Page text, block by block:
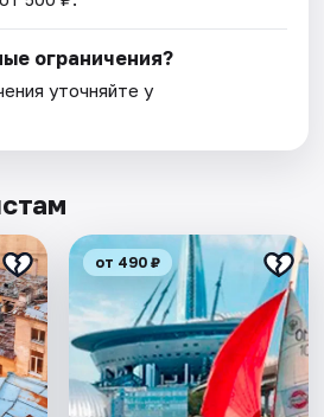
ограничения?
уточняйте у
от 490 ₽